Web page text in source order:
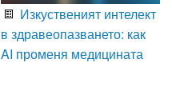
Изкуственият интелект
в здравеопазването: как
AI променя медицината